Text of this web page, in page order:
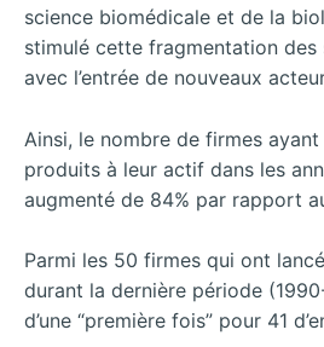
science biomédicale et de la
stimulé cette fragmentation des
avec l’entrée de nouveaux
Ainsi, le nombre de firmes
produits à leur actif dans les
augmenté de 84% par rapport
Parmi les 50 firmes qui ont
durant la dernière période
d’une “première fois” pour 41